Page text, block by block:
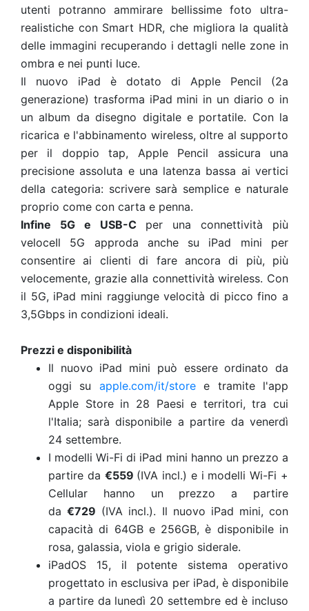
utenti potranno ammirare bellissime foto ultra-
realistiche con Smart HDR, che migliora la qualità
delle immagini recuperando i dettagli nelle zone in
ombra e nei punti luce.
Il nuovo iPad è dotato di Apple Pencil (2a
generazione) trasforma iPad mini in un diario o in
un album da disegno digitale e portatile. Con la
ricarica e l'abbinamento wireless, oltre al supporto
per il doppio tap, Apple Pencil assicura una
precisione assoluta e una latenza bassa ai vertici
della categoria: scrivere sarà semplice e naturale
proprio come con carta e penna.
Infine 5G e USB-Cper una connettività più
veloceIl 5G approda anche su iPad mini per
consentire ai clienti di fare ancora di più, più
velocemente, grazie alla connettività wireless. Con
il 5G, iPad mini raggiunge velocità di picco fino a
3,5Gbps in condizioni ideali.
Prezzi e disponibilità
Il nuovo iPad mini può essere ordinato da
oggi su apple.com/it/storee tramite l'app
Apple Store in 28 Paesi e territori, tra cui
l'Italia; sarà disponibile a partire da venerdì
24 settembre.
I modelli Wi-Fi di iPad mini hanno un prezzo a
partire da €559 (IVA incl.) e i modelli Wi-Fi +
Cellular hanno un prezzo a partire
da€729 (IVA incl.). Il nuovo iPad mini, con
capacità di 64GB e 256GB, è disponibile in
rosa, galassia, viola e grigio siderale.
iPadOS 15, il potente sistema operativo
progettato in esclusiva per iPad, è disponibile
a partire da lunedì 20 settembre ed è incluso